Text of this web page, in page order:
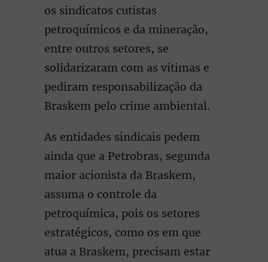
os sindicatos cutistas
petroquímicos e da mineração,
entre outros setores, se
solidarizaram com as vítimas e
pediram responsabilização da
Braskem pelo crime ambiental.
As entidades sindicais pedem
ainda que a Petrobras, segunda
maior acionista da Braskem,
assuma o controle da
petroquímica, pois os setores
estratégicos, como os em que
atua a Braskem, precisam estar